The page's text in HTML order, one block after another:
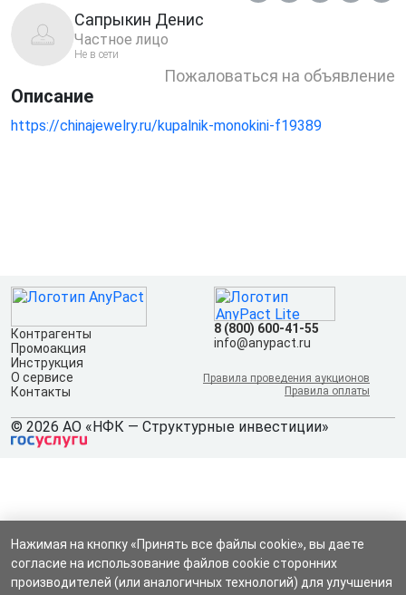
Сапрыкин Денис
Частное лицо
Не в сети
Пожаловаться на объявление
Описание
https://chinajewelry.ru/kupalnik-monokini-f19389
Контрагенты
Промоакция
Инструкция
О сервисе
Контакты
8 (800) 600-41-55
info@anypact.ru
Правила проведения аукционов
Правила оплаты
© 2026 АО «НФК — Структурные инвестиции»
Нажимая на кнопку «Принять все файлы cookie», вы даете
согласие на использование файлов cookie сторонних
производителей (или аналогичных технологий) для улучшения